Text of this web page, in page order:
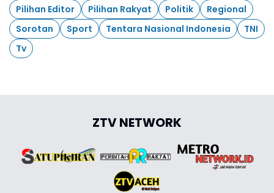
Pilihan Editor
Pilihan Rakyat Politik
Regional
Sorotan
Sport Tentara Nasional Indonesia
TNI
Tv
ZTV NETWORK